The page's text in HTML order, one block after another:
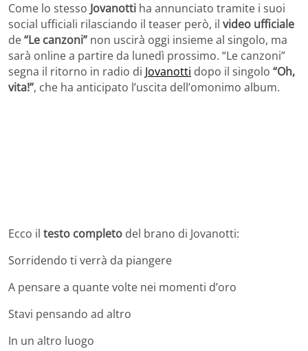
Come lo stesso Jovanotti ha annunciato tramite i suoi
social ufficiali rilasciando il teaser però, il video ufficiale
de“Le canzoni” non uscirà oggi insieme al singolo, ma
sarà online a partire da lunedì prossimo. “Le canzoni”
segna il ritorno in radio di Jovanotti dopo il singolo “Oh,
vita!”, che ha anticipato l’uscita dell’omonimo album.
Ecco il testo completo del brano di Jovanotti:
Sorridendo ti verrà da piangere
A pensare a quante volte nei momenti d’oro
Stavi pensando ad altro
In un altro luogo